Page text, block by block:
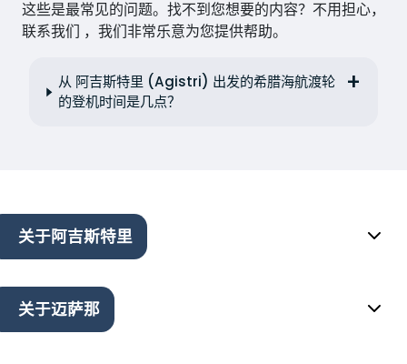
这些是最常见的问题。找不到您想要的内容？不用担心，
联系我们 ，我们非常乐意为您提供帮助。
从 阿吉斯特里 (Agistri) 出发的希腊海航渡轮
的登机时间是几点？
关于阿吉斯特里
关于迈萨那